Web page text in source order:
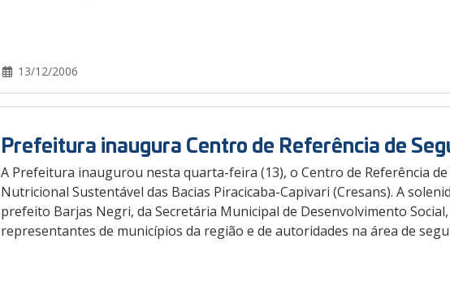
13/12/2006
Prefeitura inaugura Centro de Referência de
A Prefeitura inaugurou nesta quarta-feira (13), o Centro de Referência
Nutricional Sustentável das Bacias Piracicaba-Capivari (Cresans). A
prefeito Barjas Negri, da Secretária Municipal de Desenvolvimento
representantes de municípios da região e de autoridades na área de